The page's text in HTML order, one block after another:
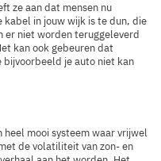
ze aan dat mensen nu
kabel in jouw wijk is te dun, die
er niet worden teruggeleverd
kan ook gebeuren dat
je auto niet kan
mooi systeem waar vrijwel
de volatiliteit van zon- en